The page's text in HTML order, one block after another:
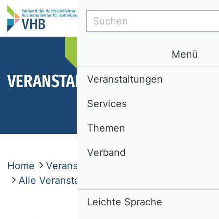
VERANSTALTUNGEN
Home
Veranstaltungen
Alle Veranstaltungen
Suchen
Menü
Veranstaltungen
Services
Themen
Verband
Leichte Sprache